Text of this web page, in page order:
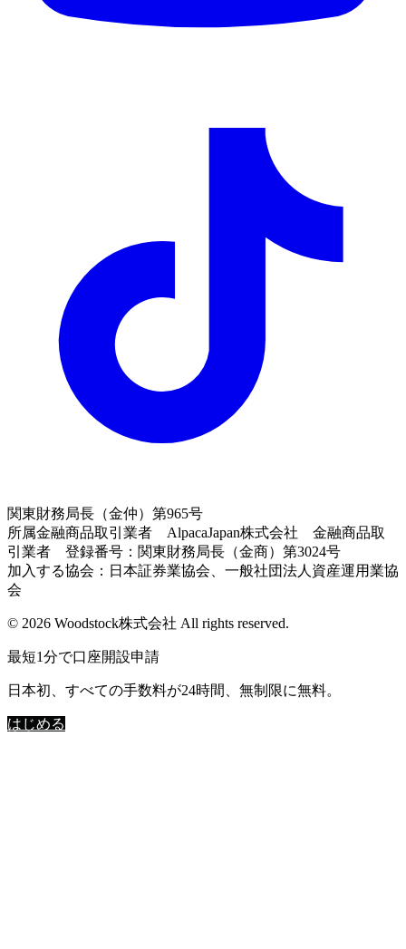
関東財務局長（金仲）第965号
所属金融商品取引業者 AlpacaJapan株式会社 金融商品取
引業者 登録番号：関東財務局長（金商）第3024号
加入する協会：日本証券業協会、一般社団法人資産運用業協
会
© 2026 Woodstock株式会社 All rights reserved.
最短1分で口座開設申請
日本初、すべての手数料が24時間、無制限に無料。
はじめる